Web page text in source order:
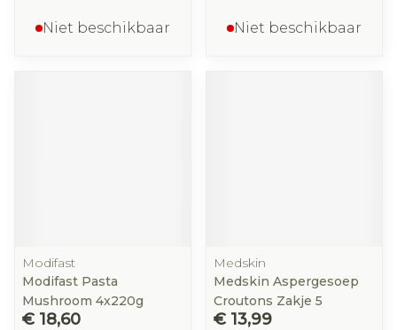
Niet beschikbaar Niet beschikbaar
Modifast
Modifast Pasta
Mushroom 4x220g
€ 18,60
Medskin
Medskin Aspergesoep
Croutons Zakje 5
€ 13,99